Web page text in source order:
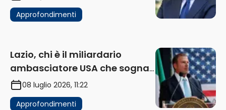
Approfondimenti
Lazio, chi è il miliardario
ambasciatore USA che sogna
di acquistare un club in Italia
08 luglio 2026, 11:22
Approfondimenti